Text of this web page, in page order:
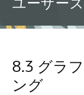
8.3 グラ
ング